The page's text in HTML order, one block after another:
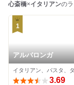
心斎橋×イタリアンの
1
アルバロンガ
3.69